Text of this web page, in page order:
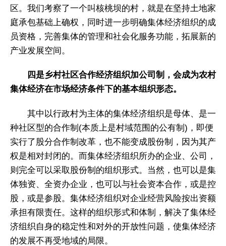
区。我们考察了一个叫核桃坝的村，就是在坚持土地家
庭承包基础上确权，同时进一步明确集体经济组织的成
员资格，完善集体的管理和社会化服务功能，拓展新的
产业发展空间。
四是乡村社区合作经济组织加公司制，会成为农村
集体经济在市场经济条件下的基本组织形态。
其中以行政村为主体的集体经济组织是母体、是一
种社区型的合作制(本质上是村域范围的公有制)，即便
实行了股分合作制改革，也不能变成股份制，因为其产
权是相对封闭的。而集体经济组织所办的企业、公司，
则完全可以采取股份制的组织形式。当然，也可以是集
体独资、全资办企业，也可以与社会资本合作，或是控
股，或是参股。集体经济组织对企业经营风险按出资额
承担有限责任。这样的组织形式和体制，解决了集体经
济组织自身的稳定性和对外的开放性问题，使集体经济
的发展不再受地域的局限。